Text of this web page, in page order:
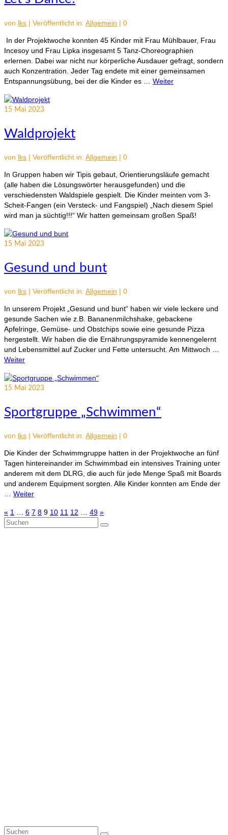
von lks | Veröffentlicht in: Allgemein | 0
In der Projektwoche konnten 45 Kinder mit Frau Mühlbauer, Frau
Incesoy und Frau Lipka insgesamt 5 Tanz-Choreographien
erlernen. Dabei war nicht nur körperliche Ausdauer gefragt, sondern
auch Konzentration. Jeder Tag endete mit einer gemeinsamen
Entspannungsübung, bei der die Kinder es … Weiter
15 Mai 2023
Waldprojekt
von lks | Veröffentlicht in: Allgemein | 0
In Gruppen haben wir Tipis gebaut, Orientierungsläufe gemacht
(alle haben die Lösungswörter herausgefunden) und die
verschiedensten Waldspiele gespielt. Die Kinder meinten vom 3-
Scheit-Fangen (ein Versteck- und Fangspiel) „Nach diesem Spiel
wird man ja süchtig!!!“ Wir hatten gemeinsam großen Spaß!
15 Mai 2023
Gesund und bunt
von lks | Veröffentlicht in: Allgemein | 0
In unserem Projekt „Gesund und bunt“ haben wir viele leckere und
gesunde Sachen wie z.B. Bananenmilchshake, gebackene
Apfelringe, Gemüse- und Obstchips sowie eine gesunde Pizza
hergestellt. Wir haben die die Ernährungspyramide kennengelernt
und Lebensmittel auf Zucker und Fette untersucht. Am Mittwoch …
Weiter
15 Mai 2023
Sportgruppe „Schwimmen“
von lks | Veröffentlicht in: Allgemein | 0
Die Kinder der Schwimmgruppe hatten in der Projektwoche an fünf
Tagen hintereinander im Schwimmbad ein intensives Training unter
anderem mit dem DLRG, die auch für jede Menge Spaß mit Boards
und anderem Equipment sorgten. Alle Kinder konnten am Ende der
… Weiter
Seitennummerierung
der
« 1 … 6 7 8 9 10 11 12 … 49 »
Suchen
Suchen